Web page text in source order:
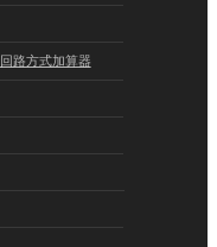
路方式加算器